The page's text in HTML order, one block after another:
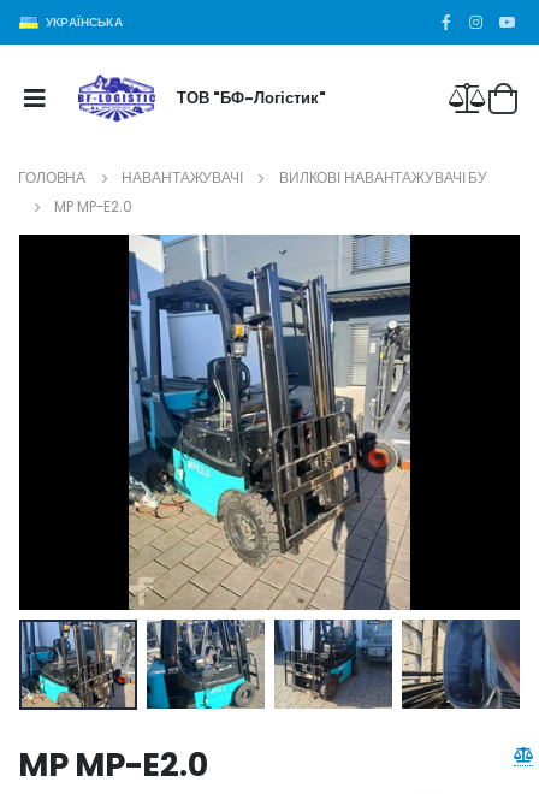
УКРАЇНСЬКА
ТОВ "БФ-Логістик"
ГОЛОВНА НАВАНТАЖУВАЧІ
ВИЛКОВІ НАВАНТАЖУВАЧІ БУ
MP MP-E2.0
MP MP-E2.0